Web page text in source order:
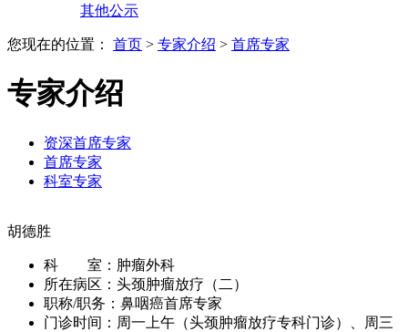
其他公示
您现在的位置： 首页 > 专家介绍 > 首席专家
专家介绍
资深首席专家
首席专家
科室专家
胡德胜
科 室： 肿瘤外科
所在病区： 头颈肿瘤放疗（二）
职称/职务： 鼻咽癌首席专家
门诊时间： 周一上午（头颈肿瘤放疗专科门诊）、周三